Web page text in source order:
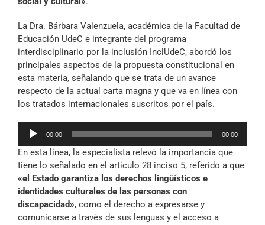
La Dra. Bárbara Valenzuela, académica de la Facultad de
Educación UdeC e integrante del programa
interdisciplinario por la inclusión InclUdeC, abordó los
principales aspectos de la propuesta constitucional en
esta materia, señalando que se trata de un avance
respecto de la actual carta magna y que va en línea con
los tratados internacionales suscritos por el país.
Reproductor
audio
00:00 00:00
En esta línea, la especialista relevó la importancia que
tiene lo señalado en el artículo 28 inciso 5, referido a que
«el Estado garantiza los derechos lingüísticos e
identidades culturales de las personas con
discapacidad», como el derecho a expresarse y
comunicarse a través de sus lenguas y el acceso a